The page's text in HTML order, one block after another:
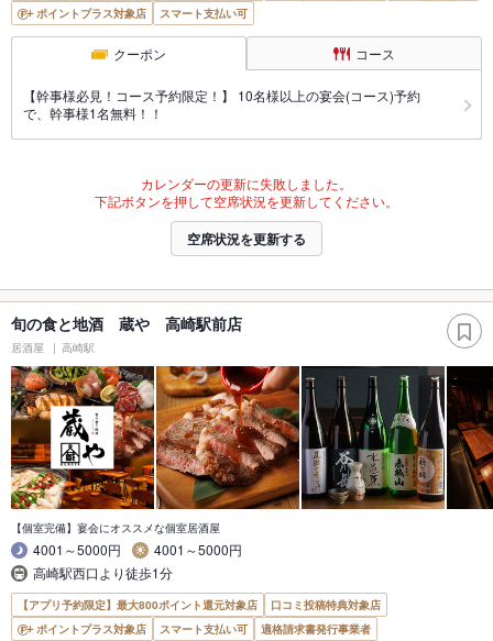
ポイントプラス対象店
スマート支払い可
クーポン コース
【幹事様必見！コース予約限定！】 10名様以上の宴会(コース)予約
で、幹事様1名無料！！
カレンダーの更新に失敗しました。
下記ボタンを押して空席状況を更新してください。
空席状況を更新する
旬の食と地酒 蔵や 高崎駅前店
居酒屋 高崎駅
【個室完備】宴会にオススメな個室居酒屋
4001～5000円
4001～5000円
高崎駅西口より徒歩1分
【アプリ予約限定】最大800ポイント還元対象店
口コミ投稿特典対象店
ポイントプラス対象店
スマート支払い可 適格請求書発行事業者